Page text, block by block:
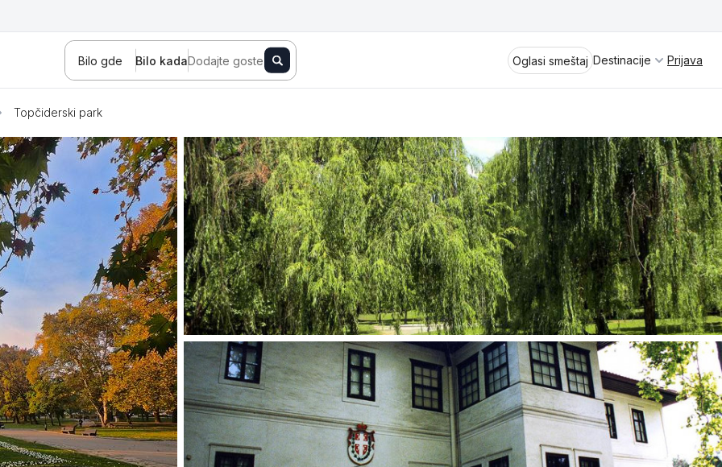
Bilo gde Bilo kadaDodajte goste Oglasi smeštaj Destinacije
Sad Zlatibor Kopaonik Divčibare
Koviljača Sokobanja Fruška gora Vrnjačka Banja
Stara planina Banja Vrujci Perućac
Ždrelo Golubac Kladovo
Bajina Bašta Kraljevo Jagodina Aranđelovac
Nova Varoš Valjevo Šabac
Kruševac Pirot Loznica
Pazar Zrenjanin Vršac Sombor
Spremite se za virtuelno putovanje
kroz jednu od najlepših zemalja
Evrope i sveta. Uživaćete u prikazima
planinskih masiva poput Tare i Šar-
planine, ali i u ravničarskim predelima
prostrane Vojvodine. Istraživanje
tradicije i kulturnog dobra Srbije
otkriće vam pravu narav srpskog
naroda, a slike lokalnih i tradicionalnih
specijaliteta osetićete i na svojim
nepcima.
Prijava
Topčiderski park